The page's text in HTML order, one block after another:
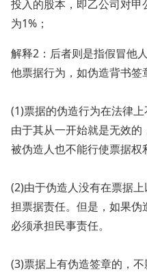
投入的股本，即乙公司对
为1%；
解释2：后者则是指假冒他
他票据行为，如伪造背书签
(1)票据的伪造行为在法律上
由于其从一开始就是无效
被伪造人也不能行使票据权
(2)由于伪造人没有在票据
担票据责任。但是，如果伪
必须承担民事责任。
(3)票据上有伪造签章的，